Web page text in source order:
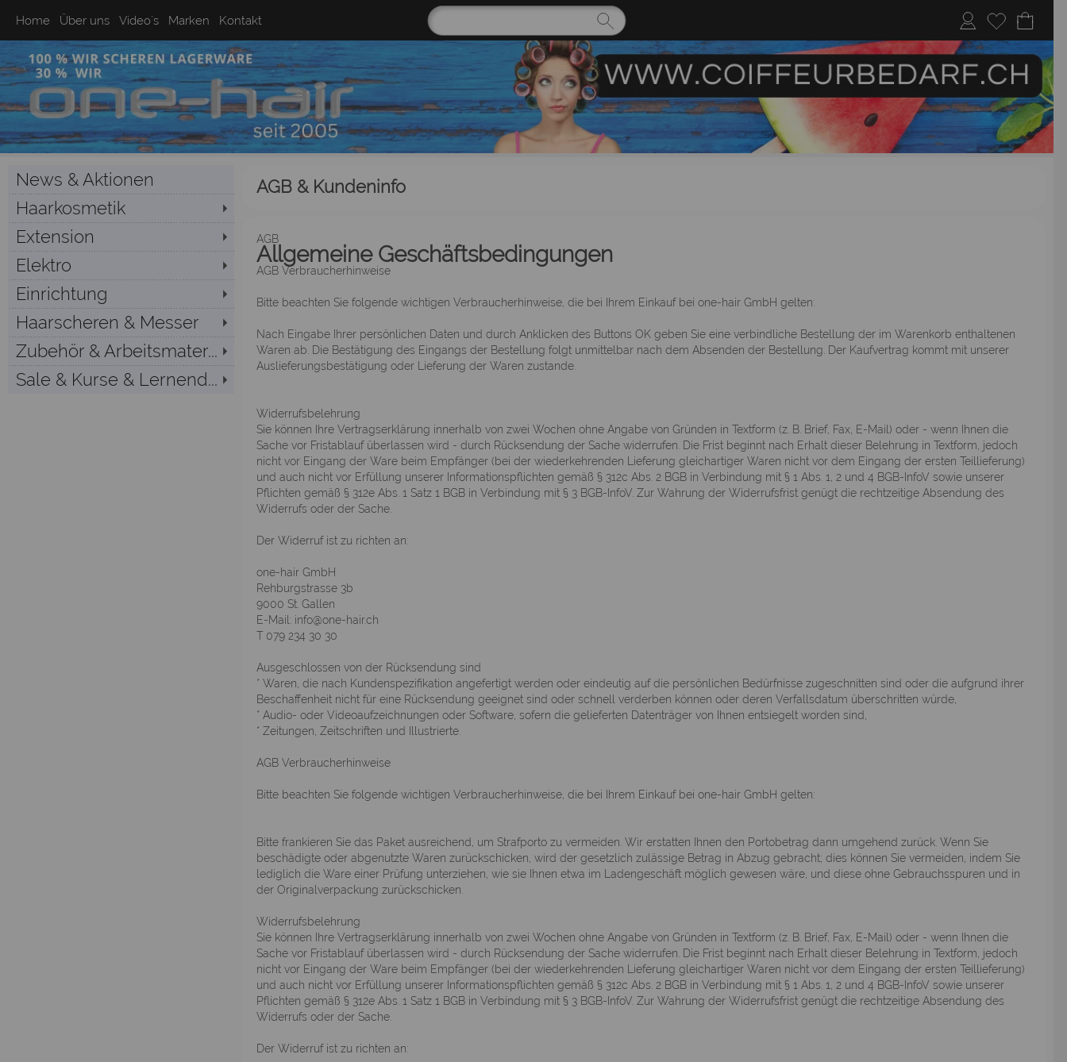
Home Über uns Video`s Marken Kontakt
News & Aktionen
Haarkosmetik
Extension
Elektro
Einrichtung
Haarscheren & Messer
Zubehör & Arbeitsmater...
Sale & Kurse & Lernend...
AGB & Kundeninfo
AGB
Allgemeine Geschäftsbedingungen
AGB Verbraucherhinweise
Bitte beachten Sie folgende wichtigen Verbraucherhinweise, die bei Ihrem Einkauf bei one-hair GmbH gelten:
Nach Eingabe Ihrer persönlichen Daten und durch Anklicken des Buttons OK geben Sie eine verbindliche Bestellung der im Warenkorb enthaltenen
Waren ab. Die Bestätigung des Eingangs der Bestellung folgt unmittelbar nach dem Absenden der Bestellung. Der Kaufvertrag kommt mit unserer
Auslieferungsbestätigung oder Lieferung der Waren zustande.
Widerrufsbelehrung
Sie können Ihre Vertragserklärung innerhalb von zwei Wochen ohne Angabe von Gründen in Textform (z. B. Brief, Fax, E-Mail) oder - wenn Ihnen die
Sache vor Fristablauf überlassen wird - durch Rücksendung der Sache widerrufen. Die Frist beginnt nach Erhalt dieser Belehrung in Textform, jedoch
nicht vor Eingang der Ware beim Empfänger (bei der wiederkehrenden Lieferung gleichartiger Waren nicht vor dem Eingang der ersten Teillieferung)
und auch nicht vor Erfüllung unserer Informationspflichten gemäß § 312c Abs. 2 BGB in Verbindung mit § 1 Abs. 1, 2 und 4 BGB-InfoV sowie unserer
Pflichten gemäß § 312e Abs. 1 Satz 1 BGB in Verbindung mit § 3 BGB-InfoV. Zur Wahrung der Widerrufsfrist genügt die rechtzeitige Absendung des
Widerrufs oder der Sache.
Der Widerruf ist zu richten an:
one-hair GmbH
Rehburgstrasse 3b
9000 St. Gallen
E-Mail: info@one-hair.ch
T 079 234 30 30
Ausgeschlossen von der Rücksendung sind
* Waren, die nach Kundenspezifikation angefertigt werden oder eindeutig auf die persönlichen Bedürfnisse zugeschnitten sind oder die aufgrund ihrer
Beschaffenheit nicht für eine Rücksendung geeignet sind oder schnell verderben können oder deren Verfallsdatum überschritten würde,
* Audio- oder Videoaufzeichnungen oder Software, sofern die gelieferten Datenträger von Ihnen entsiegelt worden sind,
* Zeitungen, Zeitschriften und Illustrierte.
AGB Verbraucherhinweise
Bitte beachten Sie folgende wichtigen Verbraucherhinweise, die bei Ihrem Einkauf bei one-hair GmbH gelten:
Bitte frankieren Sie das Paket ausreichend, um Strafporto zu vermeiden. Wir erstatten Ihnen den Portobetrag dann umgehend zurück. Wenn Sie
beschädigte oder abgenutzte Waren zurückschicken, wird der gesetzlich zulässige Betrag in Abzug gebracht; dies können Sie vermeiden, indem Sie
lediglich die Ware einer Prüfung unterziehen, wie sie Ihnen etwa im Ladengeschäft möglich gewesen wäre, und diese ohne Gebrauchsspuren und in
der Originalverpackung zurückschicken.
Widerrufsbelehrung
Sie können Ihre Vertragserklärung innerhalb von zwei Wochen ohne Angabe von Gründen in Textform (z. B. Brief, Fax, E-Mail) oder - wenn Ihnen die
Sache vor Fristablauf überlassen wird - durch Rücksendung der Sache widerrufen. Die Frist beginnt nach Erhalt dieser Belehrung in Textform, jedoch
nicht vor Eingang der Ware beim Empfänger (bei der wiederkehrenden Lieferung gleichartiger Waren nicht vor dem Eingang der ersten Teillieferung)
und auch nicht vor Erfüllung unserer Informationspflichten gemäß § 312c Abs. 2 BGB in Verbindung mit § 1 Abs. 1, 2 und 4 BGB-InfoV sowie unserer
Pflichten gemäß § 312e Abs. 1 Satz 1 BGB in Verbindung mit § 3 BGB-InfoV. Zur Wahrung der Widerrufsfrist genügt die rechtzeitige Absendung des
Widerrufs oder der Sache.
Der Widerruf ist zu richten an: